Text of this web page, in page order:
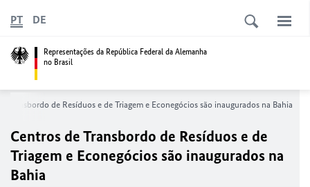
Representações da República Federal da Alemanha
no Brasil
PT DE
Transbordo de Resíduos e de Triagem e Econegócios são inaugurados na Bahia
Centros de Transbordo de Resíduos e de
Triagem e Econegócios são inaugurados na
Bahia